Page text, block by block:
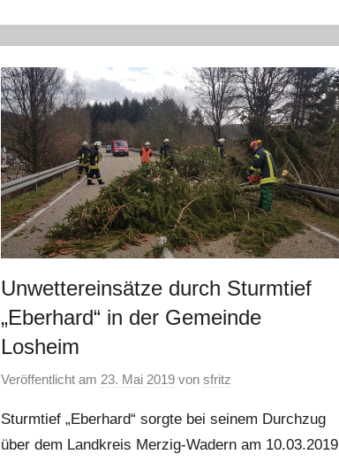
Unwettereinsätze durch Sturmtief
„Eberhard“ in der Gemeinde
Losheim
Veröffentlicht am 23. Mai 2019 vonsfritz
Sturmtief „Eberhard“ sorgte bei seinem Durchzug
über dem Landkreis Merzig-Wadern am 10.03.2019